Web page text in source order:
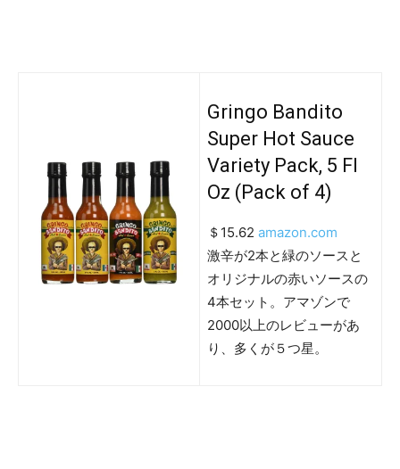
Gringo Bandito
Super Hot Sauce
Variety Pack, 5 Fl
Oz (Pack of 4)
＄15.62 amazon.com
激辛が2本と緑のソースと
オリジナルの赤いソースの
4本セット。アマゾンで
2000以上のレビューがあ
り、多くが５つ星。